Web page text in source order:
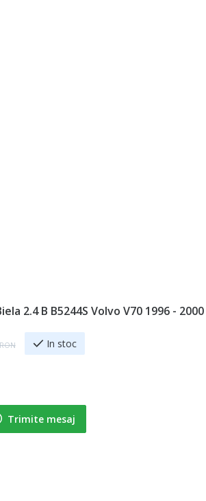
2.4 B B5244S Volvo V70 1996 -
Price
RON In stoc
Trimite mesaj